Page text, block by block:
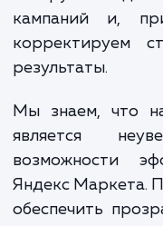
грамотная
позволяет
увеличивая
для
вашего
управлении
профессионалам.